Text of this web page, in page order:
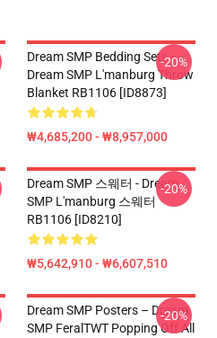
Dream SMP Bedding Sets -
Dream SMP L'manburg Throw
Blanket RB1106 [ID8873]
₩4,685,200 - ₩8,957,000
-20%
Dream SMP 스웨터 - Dream
SMP L'manburg 스웨터
RB1106 [ID8210]
₩5,642,910 - ₩6,607,510
-20%
Dream SMP Posters – Dream
SMP FeralTWT Popping Off All
-20%